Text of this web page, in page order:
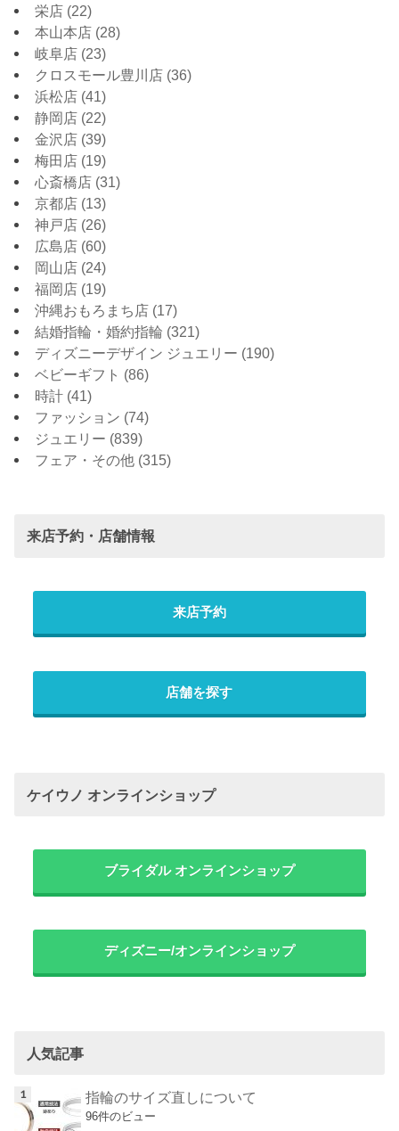
栄店 (22)
本山本店 (28)
岐阜店 (23)
クロスモール豊川店 (36)
浜松店 (41)
静岡店 (22)
金沢店 (39)
梅田店 (19)
心斎橋店 (31)
京都店 (13)
神戸店 (26)
広島店 (60)
岡山店 (24)
福岡店 (19)
沖縄おもろまち店 (17)
結婚指輪・婚約指輪 (321)
ディズニーデザイン ジュエリー (190)
ベビーギフト (86)
時計 (41)
ファッション (74)
ジュエリー (839)
フェア・その他 (315)
来店予約・店舗情報
来店予約
店舗を探す
ケイウノ オンラインショップ
ブライダル オンラインショップ
ディズニー/オンラインショップ
人気記事
指輪のサイズ直しについて
96件のビュー